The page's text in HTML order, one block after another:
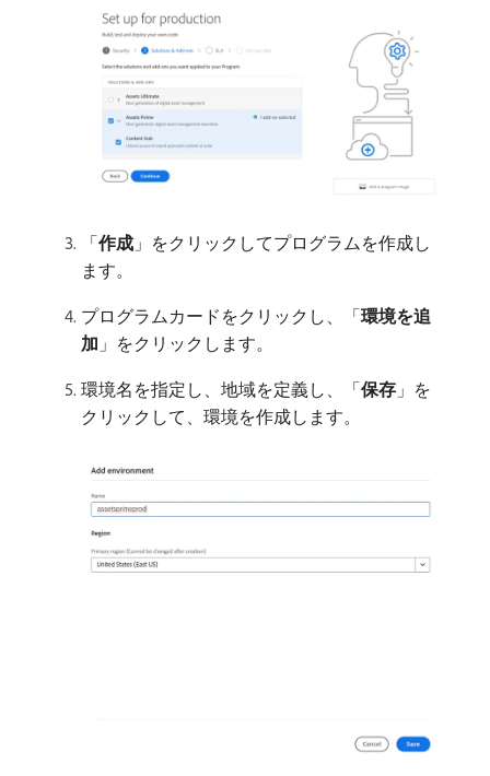
「作成 」をクリックしてプログラムを作成し
ます。
プログラムカードをクリックし、「環境を追
加 」をクリックします。
環境名を指定し、地域を定義し、「保存 」を
クリックして、環境を作成します。